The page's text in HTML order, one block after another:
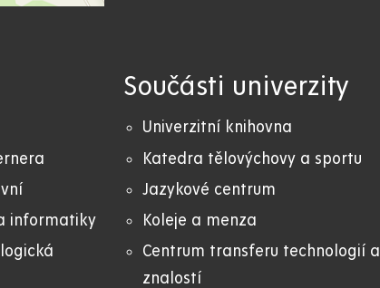
informatiky
Součásti univerzity
Univerzitní knihovna
Katedra tělovýchovy a sportu
Jazykové centrum
Koleje a menza
Centrum transferu technologií a
znalostí